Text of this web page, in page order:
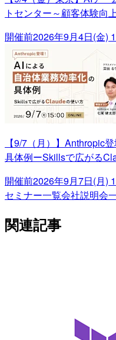
トセンター～顧客体験向
開催前2026年9月4日(金)
【9/7（月）】Anthropic
具体例ーSkillsで広がる
開催前2026年9月7日(月)
セミナー一覧会社説明会
関連記事